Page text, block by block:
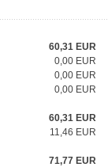
60,31 EUR
0,00 EUR
0,00 EUR
0,00 EUR
60,31 EUR
11,46 EUR
71,77 EUR